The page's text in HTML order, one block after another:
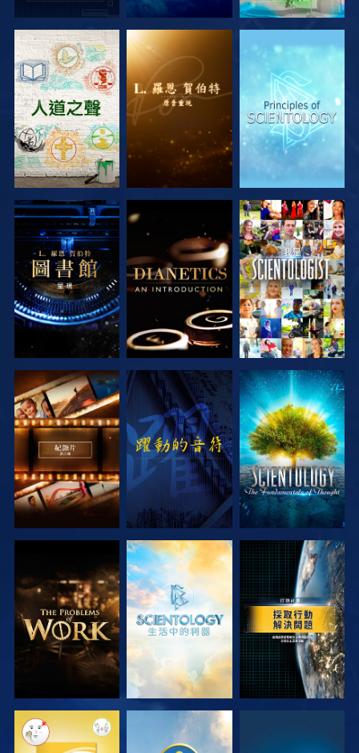
探索系列節目 探索系列節目 探索系列節目
探索系列節目 探索系列節目 觀看
探索系列節目 觀看 探索系列節目
探索系列節目 探索系列節目 觀看